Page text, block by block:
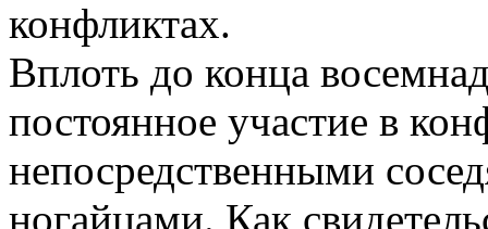
конфликтах.
Вплоть до конца
постоянное участие в
непосредственными
ногайцами. Как